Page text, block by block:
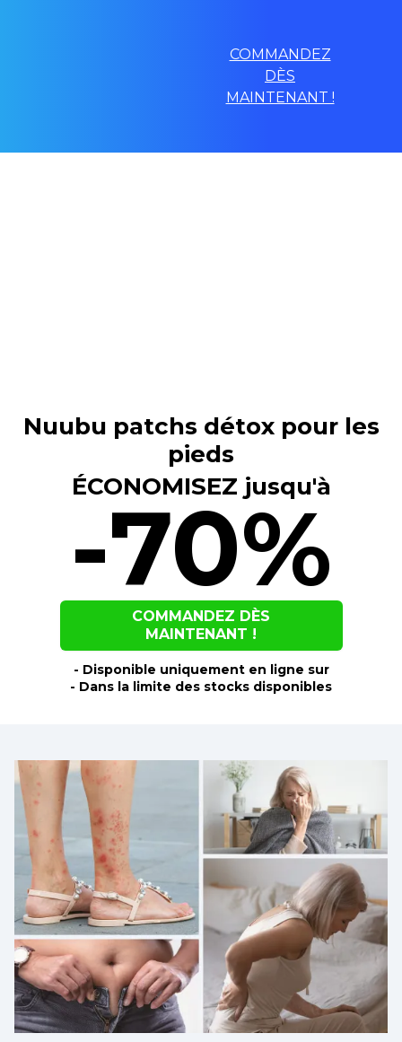
COMMANDEZ
DÈS
MAINTENANT !
Nuubu patchs détox pour les
pieds
ÉCONOMISEZ jusqu'à
-70%
COMMANDEZ DÈS
MAINTENANT !
- Disponible uniquement en ligne sur
- Dans la limite des stocks disponibles